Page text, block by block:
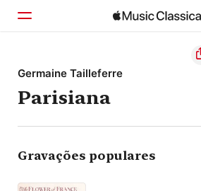
Início
Explorar
Buscar
Germaine Tailleferre
Parisiana
Gravações populares